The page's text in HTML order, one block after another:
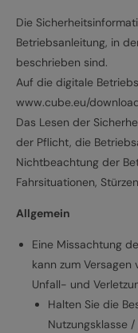
Die
Betriebsanleitung, in
beschrieben sind.
Auf die digitale
www.cube.eu/
Das Lesen der
der Pflicht, die
Nichtbeachtung der
Fahrsituationen,
Allgemein
Eine Missachtung
kann zum
Unfall- und
Halten Sie die
Nutzungsklasse